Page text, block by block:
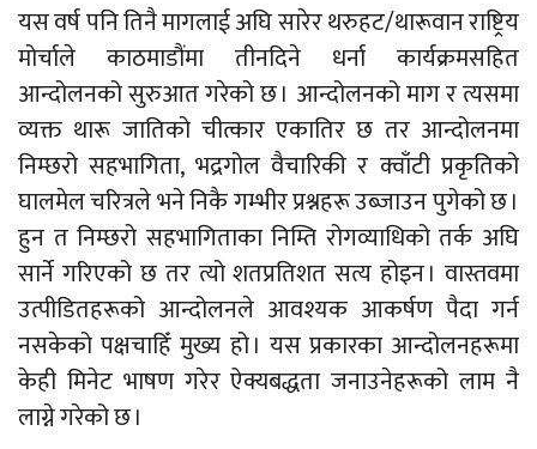
यस वर्ष पनि तिनै मागलाई अघि सारेर थरुहट/थारूवान राष्ट्रिय
मोर्चाले काठमाडौंमा तीनदिने धर्ना कार्यक्रमसहित
आन्दोलनको सुरुआत गरेको छ । आन्दोलनको माग र त्यसमा
व्यक्त थारू जातिको चीत्कार एकातिर छ तर आन्दोलनमा
निम्छरो सहभागिता, भद्रगोल वैचारिकी र क्वाँटी प्रकृतिको
घालमेल चरित्रले भने निकै गम्भीर प्रश्नहरू उब्जाउन पुगेको छ ।
हुन त निम्छरो सहभागिताका निम्ति रोगव्याधिको तर्क अघि
सार्ने गरिएको छ तर त्यो शतप्रतिशत सत्य होइन । वास्तवमा
उत्पीडितहरूको आन्दोलनले आवश्यक आकर्षण पैदा गर्न
नसकेको पक्षचाहिँ मुख्य हो । यस प्रकारका आन्दोलनहरूमा
केही मिनेट भाषण गरेर ऐक्यबद्धता जनाउनेहरूको लाम नै
लाग्ने गरेको छ ।